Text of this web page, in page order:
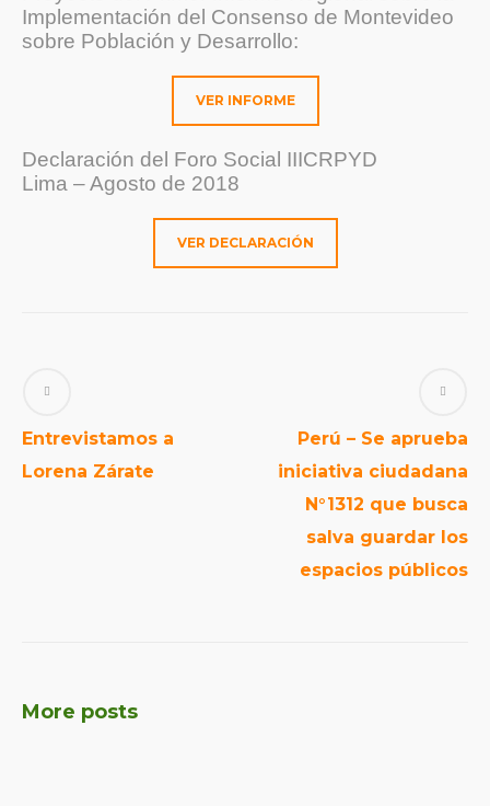
Implementación del Consenso de Montevideo
sobre Población y Desarrollo:
VER INFORME
Declaración del Foro Social IIICRPYD
Lima – Agosto de 2018
VER DECLARACIÓN
Entrevistamos a
Lorena Zárate
Perú – Se aprueba
iniciativa ciudadana
N°1312 que busca
salva guardar los
espacios públicos
More posts